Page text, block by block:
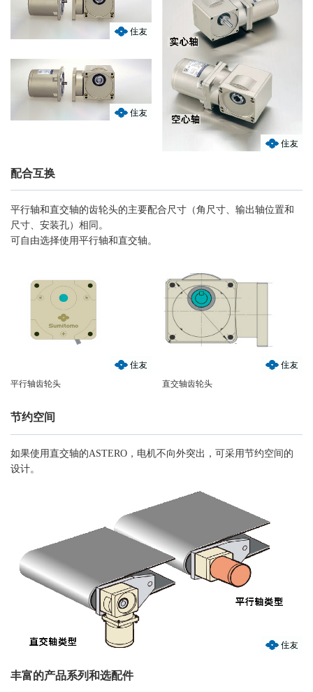
配合互换
平行轴和直交轴的齿轮头的主要配合尺寸（角尺寸、输出轴位置和
尺寸、安装孔）相同。
可自由选择使用平行轴和直交轴。
平行轴齿轮头 直交轴齿轮头
节约空间
如果使用直交轴的ASTERO，电机不向外突出，可采用节约空间的
设计。
丰富的产品系列和选配件